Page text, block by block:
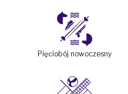
Pięciobój nowoczesny